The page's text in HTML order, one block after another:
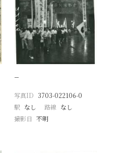
−
写真ID 3703-022106-0
駅 なし 路線 なし
撮影日 不明